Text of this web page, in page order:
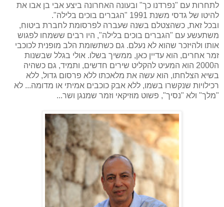
לתחרות עם "נפרדנו כך" ובעונה האחרונה ביצע אבי בן אבו את
להיטו של גדסי משנת 1991 "הגברים בוכים בלילה".
ובכל זאת, כשהצטלם בשנה שעברה לפרסומת לחברת ביטוח,
משתעשע עם "הגברים בוכים בלילה", היו רבים ששמחו לפגוש
אותו ולהיזכר שהוא לא נעלם. גם כשתשומת הלב מופנית לכוכבי
זמר אחרים, הוא עדיין כאן, ממשיך בשלו. אולי בגלל שבשנות
ה2000 הוא המעיט להקליט שירים חדשים, ותמיד, גם כשהיה
בשיא הצלחתו, הוא עשה את מלאכתו ללא פרסום גדול, ללא
רכילויות שנקשרו בשמו, ללא אבק כוכבים אמיתי או מדומה... לא
"מלך" ולא "נסיך", פשוט מוזיקאי וזמר שמנגן ושר...